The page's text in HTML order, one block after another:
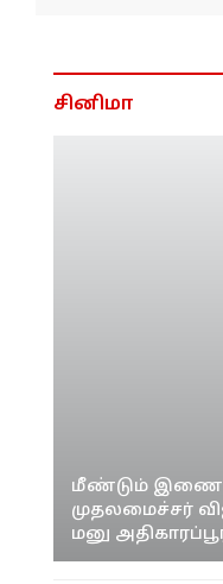
மீண்டும்
முதலமைச்சர்
மனு